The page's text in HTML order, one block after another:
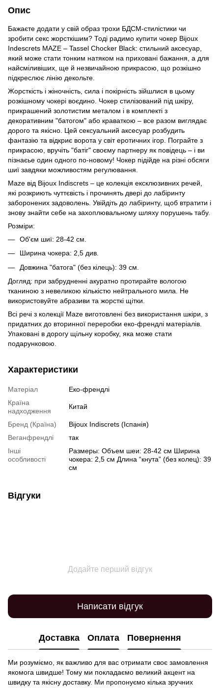
Опис
Бажаєте додати у свій образ трохи БДСМ-стилістики чи
зробити секс жорсткішим? Тоді радимо купити чокер Bijoux
Indescrets MAZE – Tassel Chocker Black: стильний аксесуар,
який може стати тонким натяком на приховані бажання, а для
найсміливіших, ще й незвичайною прикрасою, що розкішно
підкреслює лінію декольте.
Жорсткість і жіночність, сила і покірність зійшлися в цьому
розкішному чокері воєдино. Чокер стилізований під шкіру,
прикрашений золотистим металом і в комплекті з
декоративним "батогом" або краваткою – все разом виглядає
дорого та якісно. Цей сексуальний аксесуар розбудить
фантазію та відкриє ворота у світ еротичних ігор. Пограйте з
прикрасою, вручіть "батіг" своєму партнеру як повідець – і ви
пізнаєье один одного по-новому! Чокер підійде на різні обсяги
шиї завдяки можливостям регулювання.
Maze від Bijoux Indiscrets – це колекція ексклюзивних речей,
які розкриють чуттєвість і прочинять двері до лабіринту
заборонених задоволень. Увійдіть до лабіринту, щоб втратити і
знову знайти себе на захоплювальному шляху порушень табу.
Розміри:
Об'єм шиї: 28-42 см.
Ширина чокера: 2,5 див.
Довжина "батога" (без кілець): 39 см.
Догляд: при забрудненні акуратно протирайте вологою
тканиною з невеликою кількістю нейтрального мила. Не
використовуйте абразиви та жорсткі щітки.
Всі речі з колекції Maze виготовлені без використання шкіри, з
придатних до вторинної переробки еко-френдлі матеріалів.
Упаковані в дорогу щільну коробку, яка може стати
подарунковою.
Характеристики
Матеріал
Еко-френдлі
Країна
надходження
Китай
Бренд (Країна)
Bijoux Indiscrets (Іспанія)
Веганфрендлі
так
Інші
особливості
Размеры: Объем шеи: 28-42 см Ширина
чокера: 2,5 см Длина “кнута” (без колец): 39
см
Відгуки
Додайте перший відгук
Написати відгук
Доставка Оплата Повернення
Ми розуміємо, як важливо для вас отримати своє замовлення
якомога швидше! Тому ми покладаємо великий акцент на
швидку та якісну доставку. Ми пропонуємо кілька зручних